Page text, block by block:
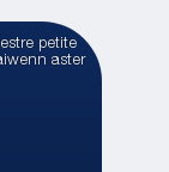
petite
aster